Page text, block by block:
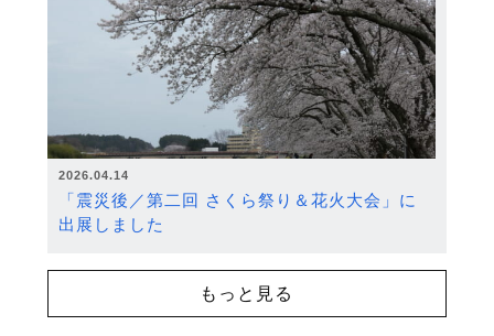
2026.04.14
「震災後／第二回 さくら祭り＆花火大会」に
出展しました
もっと見る